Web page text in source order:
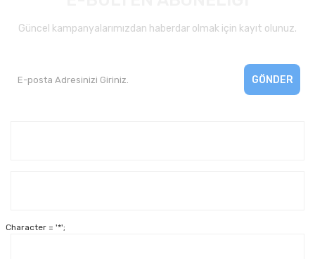
Güncel kampanyalarımızdan haberdar olmak için kayıt olunuz.
GÖNDER
Character = '*';